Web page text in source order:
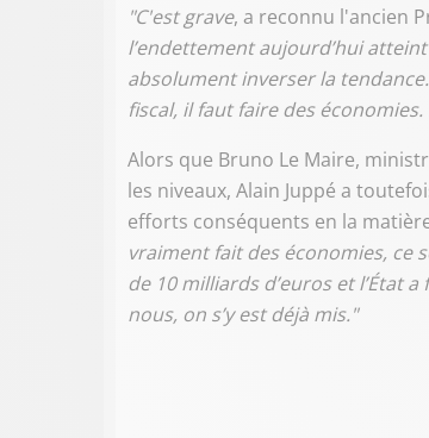
"C'est grave, a reconnu l'ancien
l’endettement aujourd’hui
absolument inverser la
fiscal, il faut faire des économies.
Alors que Bruno Le Maire,
les niveaux, Alain Juppé a
efforts conséquents en la
vraiment fait des économies, ce
de 10 milliards d’euros et l’État
nous, on s’y est déjà mis."